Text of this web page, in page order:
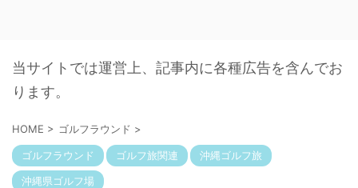
当サイトでは運営上、記事内に各種広告を含んでお
ります。
HOME > ゴルフラウンド >
ゴルフラウンド ゴルフ旅関連
沖縄ゴルフ旅
沖縄県ゴルフ場